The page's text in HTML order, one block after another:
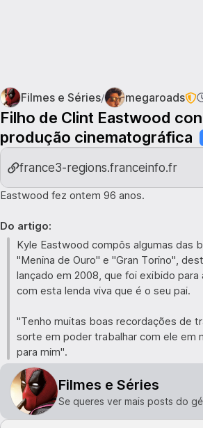
Filmes e Séries/ megaroads
Filho de Clint Eastwood
produção cinematográfica
france3-regions.franceinfo.fr
Eastwood fez ontem 96 anos.
Do artigo:
Kyle Eastwood compôs algumas das
"Menina de Ouro" e "Gran Torino",
lançado em 2008, que foi exibido
com esta lenda viva que é o seu pai.
"Tenho muitas boas recordações de
sorte em poder trabalhar com ele em
para mim".
Filmes e Séries
Se queres ver mais posts do